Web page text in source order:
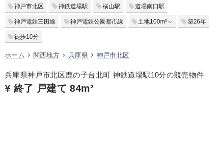
神戸市北区 神鉄道場駅 横山駅 道場南口駅
神戸電鉄三田線 神戸電鉄公園都市線 土地100m²～ 築26年
徒歩10分
ホーム 関西地方 兵庫県 神戸市北区
兵庫県神戸市北区鹿の子台北町 神鉄道場駅10分の競売物件
¥ 終了 戸建て 84m²